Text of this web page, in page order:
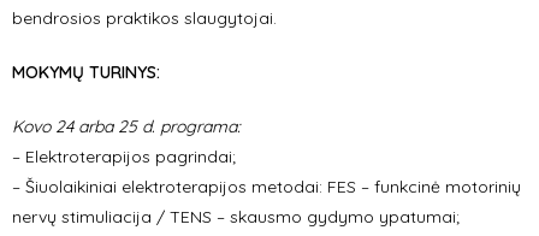
bendrosios praktikos slaugytojai.
MOKYMŲ TURINYS:
Kovo 24 arba 25 d. programa:
– Elektroterapijos pagrindai;
– Šiuolaikiniai elektroterapijos metodai: FES – funkcinė motorinių
nervų stimuliacija / TENS – skausmo gydymo ypatumai;